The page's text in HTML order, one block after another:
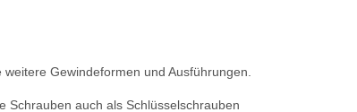
Gewindeformen und Ausführungen.
Schrauben auch als Schlüsselschrauben